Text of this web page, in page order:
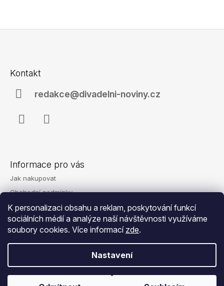
K personalizaci obsahu a reklam, poskytování funkcí
sociálních médií a analýze naší návštěvnosti využíváme
soubory cookies. Více informací zde.
Nastavení
Kontakt
redakce@divadelni-noviny.cz
Informace pro vás
Jak nakupovat
Obchodní podmínky
Podmínky ochrany osobních údajů
Reklamace
Kontakty
© 2026 Eshop - Divadelní noviny. Všechna